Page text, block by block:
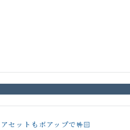
セットもボアップで🤟🏻